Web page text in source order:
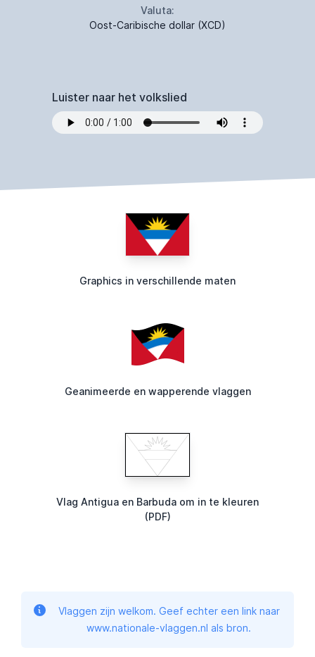
Valuta:
Oost-Caribische dollar (XCD)
Luister naar het volkslied
Graphics in verschillende maten
Geanimeerde en wapperende vlaggen
Vlag Antigua en Barbuda om in te kleuren
(PDF)
Vlaggen zijn welkom. Geef echter een link naar
www.nationale-vlaggen.nl als bron.